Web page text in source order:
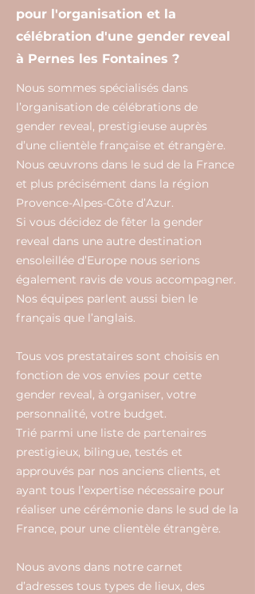
pour l'organisation et la
célébration d'une gender reveal
à Pernes les Fontaines ?
Nous sommes spécialisés dans
l’organisation de célébrations de
gender reveal, prestigieuse auprès
d’une clientèle française et étrangère.
Nous œuvrons dans le sud de la France
et plus précisément dans la région
Provence-Alpes-Côte d’Azur.
Si vous décidez de fêter la gender
reveal dans une autre destination
ensoleillée d’Europe nous serions
également ravis de vous accompagner.
Nos équipes parlent aussi bien le
français que l’anglais.
Tous vos prestataires sont choisis en
fonction de vos envies pour cette
gender reveal, à organiser, votre
personnalité, votre budget.
Trié parmi une liste de partenaires
prestigieux, bilingue, testés et
approuvés par nos anciens clients, et
ayant tous l’expertise nécessaire pour
réaliser une cérémonie dans le sud de la
France, pour une clientèle étrangère.
Nous avons dans notre carnet
d’adresses tous types de lieux, des